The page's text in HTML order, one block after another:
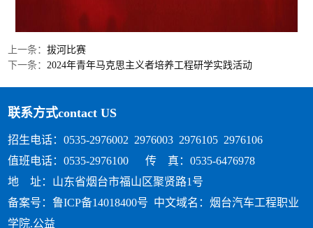
上一条：拔河比赛
下一条：2024年青年马克思主义者培养工程研学实践活动
联系方式contact US
招生电话：0535-2976002 2976003 2976105 2976106
值班电话：0535-2976100 传 真：0535-6476978
地 址：山东省烟台市福山区聚贤路1号
备案号：鲁ICP备14018400号 中文域名：烟台汽车工程职业
学院.公益